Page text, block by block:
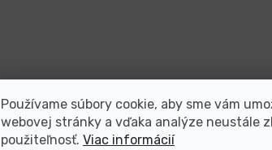
Používame súbory cookie, aby sme vám
webovej stránky a vďaka analýze neustále
použiteľnosť. Viac informácií